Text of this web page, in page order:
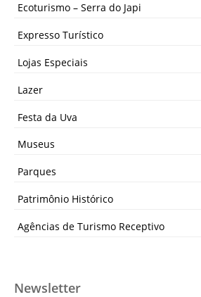
Ecoturismo – Serra do Japi
Expresso Turístico
Lojas Especiais
Lazer
Festa da Uva
Museus
Parques
Patrimônio Histórico
Agências de Turismo Receptivo
Newsletter